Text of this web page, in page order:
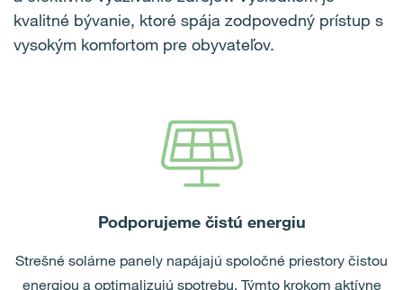
kvalitné bývanie, ktoré spája zodpovedný prístup s
vysokým komfortom pre obyvateľov.
Podporujeme čistú energiu
Strešné solárne panely napájajú spoločné priestory čistou
energiou a optimalizujú spotrebu. Týmto krokom aktívne